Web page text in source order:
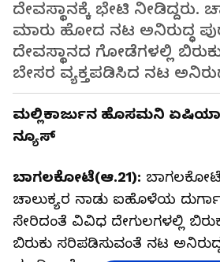
ದೇವಸ್ಥಾನಕ್ಕೆ ಭೇಟಿ ನೀಡಿದ್ದರು.
ಮಾರು ಹೋದ ನಟ ಅನಿರುದ್ಧ
ದೇವಸ್ಥಾನದ ಗೋಡೆಗಳಲ್ಲಿ
ಬೇಸರ ವ್ಯಕ್ತಪಡಿಸಿದ ನಟ
ಮಲ್ಲಿಕಾರ್ಜುನ ಹೊಸಮ‌ನಿ
ನ್ಯೂಸ್
ಬಾಗಲಕೋಟೆ(ಆ.21):
ಚಾಲುಕ್ಯರ ನಾಡು ಐಹೊಳೆಯ
ಸೇರಿದಂತೆ ವಿವಿಧ ದೇಗುಲಗಳಲ್ಲಿ‌
ಬಿರುಕು ಸರಿಪಡಿಸುವಂತೆ ನಟ